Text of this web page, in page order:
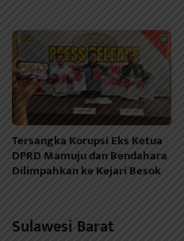
Tersangka Korupsi Eks Ketua
DPRD Mamuju dan Bendahara
Dilimpahkan ke Kejari Besok
Sulawesi Barat